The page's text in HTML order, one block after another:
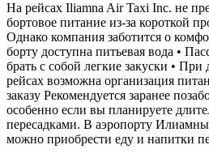
На рейсах Iliamna Air Taxi Inc. не
бортовое питание из-за короткой
Однако компания заботится о
борту доступна питьевая вода •
брать с собой легкие закуски •
рейсах возможна организация
заказу Рекомендуется заранее
особенно если вы планируете
пересадками. В аэропорту Илиамны
можно приобрести еду и напитки